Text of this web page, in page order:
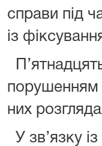
справи під
із
порушенням
них
У зв’язку